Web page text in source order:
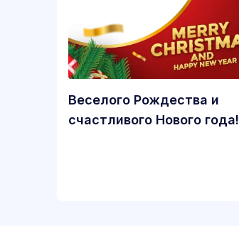
Веселого Рождества и
счастливого Нового года!